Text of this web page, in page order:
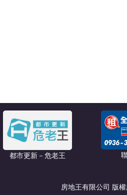
都市更新－危老王
房地王有限公司 版